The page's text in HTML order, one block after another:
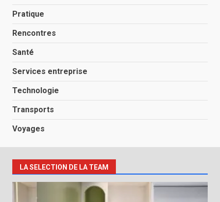
Pratique
Rencontres
Santé
Services entreprise
Technologie
Transports
Voyages
LA SELECTION DE LA TEAM